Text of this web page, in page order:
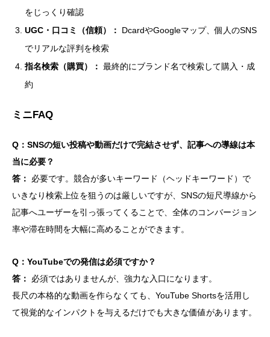
をじっくり確認
UGC・口コミ（信頼）：
DcardやGoogleマップ、個人のSNS
でリアルな評判を検索
指名検索（購買）： 最終的にブランド名で検索して購入・成
約
ミニFAQ
Q：SNSの短い投稿や動画だけで完結させず、記事への導線は本
当に必要？
答：
必要です。競合が多いキーワード（ヘッドキーワード）で
いきなり検索上位を狙うのは厳しいですが、SNSの短尺導線から
記事へユーザーを引っ張ってくることで、全体のコンバージョン
率や滞在時間を大幅に高めることができます。
Q：YouTubeでの発信は必須ですか？
答：
必須ではありませんが、強力な入口になります。
長尺の本格的な動画を作らなくても、YouTube Shortsを活用し
て視覚的なインパクトを与えるだけでも大きな価値があります。